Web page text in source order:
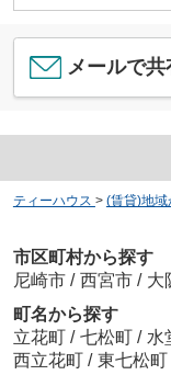
メールで共
ティーハウス > (賃貸)地域
市区町村から探す
尼崎市 / 西宮市 / 大
町名から探す
立花町 / 七松町 / 水
西立花町 / 東七松町